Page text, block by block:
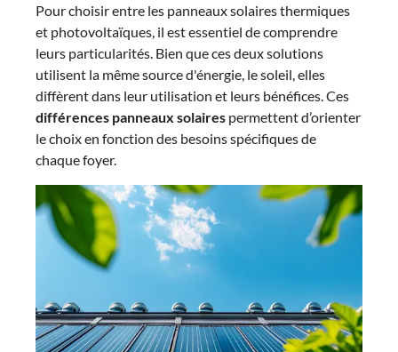
Pour choisir entre les panneaux solaires thermiques
et photovoltaïques, il est essentiel de comprendre
leurs particularités. Bien que ces deux solutions
utilisent la même source d'énergie, le soleil, elles
diffèrent dans leur utilisation et leurs bénéfices. Ces
différences panneaux solaires permettent d’orienter
le choix en fonction des besoins spécifiques de
chaque foyer.